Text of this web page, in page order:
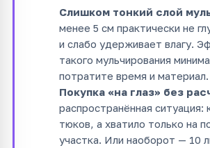
Слишком тонкий слой
менее 5 см практически не
и слабо удерживает влагу.
такого мульчирования
потратите время и материал.
Покупка «на глаз» без
распространённая ситуация:
тюков, а хватило только на
участка. Или наоборот — 10